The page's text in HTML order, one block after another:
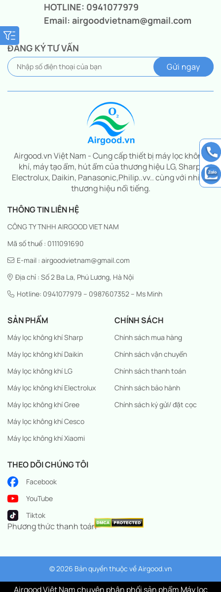
HOTLINE: 0941077979
Email: airgoodvietnam@gmail.com
ĐĂNG KÝ TƯ VẤN
Airgood.vn Việt Nam - Cung cấp thiết bị máy lọc không
khí, máy tạo ẩm, hút ẩm của thương hiệu LG, Sharp,
Electrolux, Daikin, Panasonic,Philip..vv.. cùng với nhiều
thương hiệu nổi tiếng.
THÔNG TIN LIÊN HỆ
CÔNG TY TNHH AIRGOOD VIET NAM
Mã số thuế : 0111091690
E-mail : airgoodvietnam@gmail.com
Địa chỉ : Số 2 Ba La, Phú Lương, Hà Nội
Hotline: 0941077979 – 0987607352 – Ms Minh
SẢN PHẨM
Máy lọc không khí Sharp
Máy lọc không khí Daikin
Máy lọc không khí LG
Máy lọc không khí Electrolux
Máy lọc không khí Gree
Máy lọc không khí Cesco
Máy lọc không khí Xiaomi
CHÍNH SÁCH
Chính sách mua hàng
Chính sách vận chuyển
Chính sách thanh toán
Chính sách bảo hành
Chính sách ký gửi/ đặt cọc
THEO DÕI CHÚNG TÔI
Facebook
YouTube
Tiktok
Phương thức thanh toán
© 2026 Bản quyền thuộc vềAirgood.vn
Airgood Việt Nam chuyên phân phối sản phẩm Máy lọc